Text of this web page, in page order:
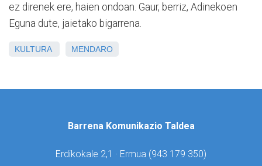
ez direnek ere, haien ondoan. Gaur, berriz, Adinekoen
Eguna dute, jaietako bigarrena.
KULTURA MENDARO
Barrena Komunikazio Taldea
Erdikokale 2,1 · Ermua (943 179 350)